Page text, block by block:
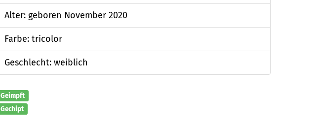
Alter: geboren November 2020
Farbe: tricolor
Geschlecht: weiblich
Geimpft
Gechipt